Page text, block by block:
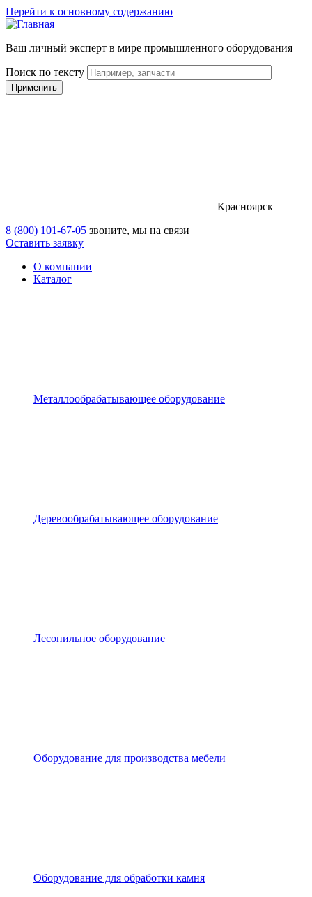
Перейти к основному содержанию
Ваш личный эксперт в мире промышленного оборудования
Поиск по тексту
Красноярск
8 (800) 101-67-05 звоните, мы на связи
Оставить заявку
О компании
Каталог
Металлообрабатывающее оборудование
Деревообрабатывающее оборудование
Лесопильное оборудование
Оборудование для производства мебели
Оборудование для обработки камня